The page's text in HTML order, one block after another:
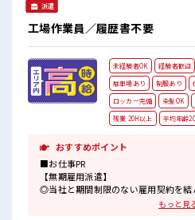
派遣
工場作業員／履歴書不要
未経験者OK 経験者歓迎
駐車場あり
制服あり
ロッカー完備
染髪OK
残業 20H以上
平均年齢
おすすめポイント
■お仕事PR
【無期雇用派遣】
◎当社と期間制限のない雇用契約を結
もっと見